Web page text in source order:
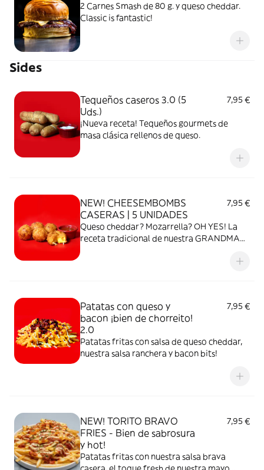
2 Carnes Smash de 80 g. y queso cheddar.
Classic is fantastic!
Sides
Tequeños caseros 3.0 (5
Uds.)
7,95 €
¡Nueva receta! Tequeños gourmets de
masa clásica rellenos de queso.
NEW! CHEESEMBOMBS
CASERAS | 5 UNIDADES
7,95 €
Queso cheddar? Mozarrella? OH YES! La
receta tradicional de nuestra GRANDMA
Patatas con queso y
bacon ¡bien de chorreito!
2.0
7,95 €
Patatas fritas con salsa de queso cheddar,
nuestra salsa ranchera y bacon bits!
NEW! TORITO BRAVO
FRIES - Bien de sabrosura
y hot!
7,95 €
Patatas fritas con nuestra salsa brava